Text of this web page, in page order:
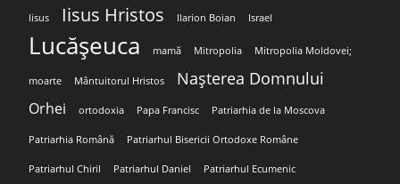
Iisus Iisus Hristos Ilarion Boian Israel
Lucășeuca mamă Mitropolia Mitropolia Moldovei;
moarte Mântuitorul Hristos Nașterea Domnului
Orhei ortodoxia Papa Francisc Patriarhia de la Moscova
Patriarhia Română Patriarhul Bisericii Ortodoxe Române
Patriarhul Chiril Patriarhul Daniel Patriarhul Ecumenic